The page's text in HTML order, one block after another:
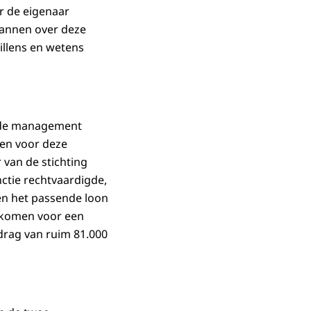
de eigenaar
over deze
en wetens
management
voor deze
de stichting
rechtvaardigde,
het passende loon
voor een
van ruim 81.000